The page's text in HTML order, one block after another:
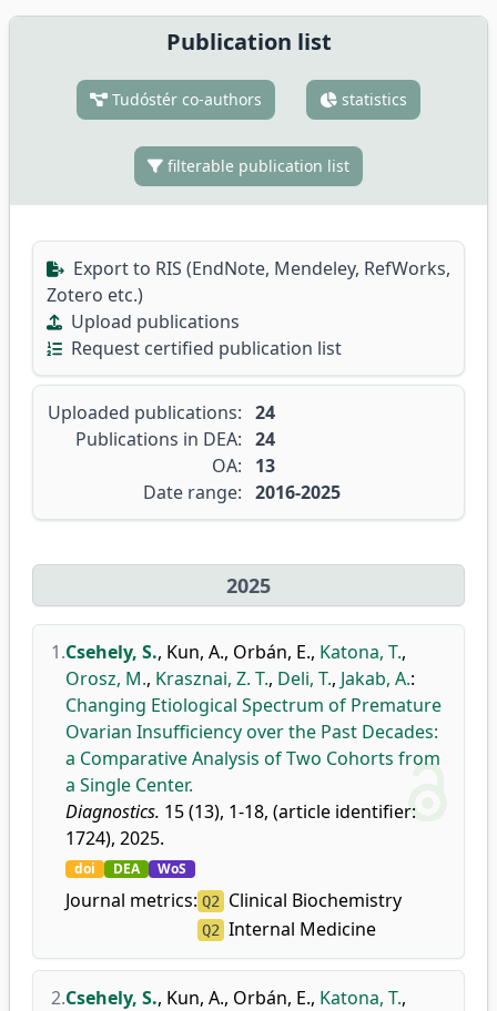
Publication list
Tudóstér co-authors statistics
filterable publication list
Export to RIS (EndNote, Mendeley, RefWorks,
Zotero etc.)
Upload publications
Request certified publication list
Uploaded publications: 24
Publications in DEA: 24
OA:
13
Date range: 2016-2025
2025
1.Csehely, S., Kun, A., Orbán, E., Katona, T.,
Orosz, M., Krasznai, Z. T., Deli, T., Jakab, A.:
Changing Etiological Spectrum of Premature
Ovarian Insufficiency over the Past Decades:
a Comparative Analysis of Two Cohorts from
a Single Center.
Diagnostics. 15 (13), 1-18, (article identifier:
1724), 2025.
doi DEA WoS
Journal metrics: Q2 Clinical Biochemistry
Q2 Internal Medicine
2.Csehely, S., Kun, A., Orbán, E., Katona, T.,